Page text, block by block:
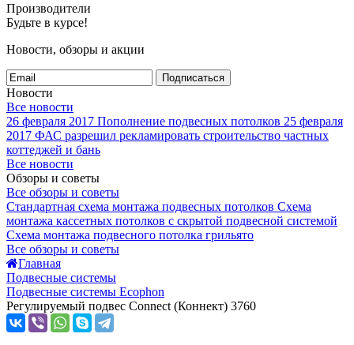
Производители
Будьте в курсе!
Новости, обзоры и акции
Подписаться
Новости
Все новости
26 февраля 2017 Пополнение подвесных потолков 25 февраля
2017 ФАС разрешил рекламировать строительство частных
коттеджей и бань
Все новости
Обзоры и советы
Все обзоры и советы
Стандартная схема монтажа подвесных потолков Схема
монтажа кассетных потолков с скрытой подвесной системой
Схема монтажа подвесного потолка грильято
Все обзоры и советы
Главная
Подвесные системы
Подвесные системы Ecophon
Регулируемый подвес Connect (Коннект) 3760